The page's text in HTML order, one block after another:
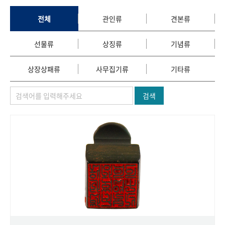
정책과 연구 키워드로 보는 연구 역사
연구자들
간행물 변천사
기록물 아카이브
사진 아카이브 문서 기록물 행정박물 영상 기록물
숫자로 보는 50년 50+1
전체 관인류 견본류
선물류 상징류 기념류
상장상패류 사무집기류 기타류
검색